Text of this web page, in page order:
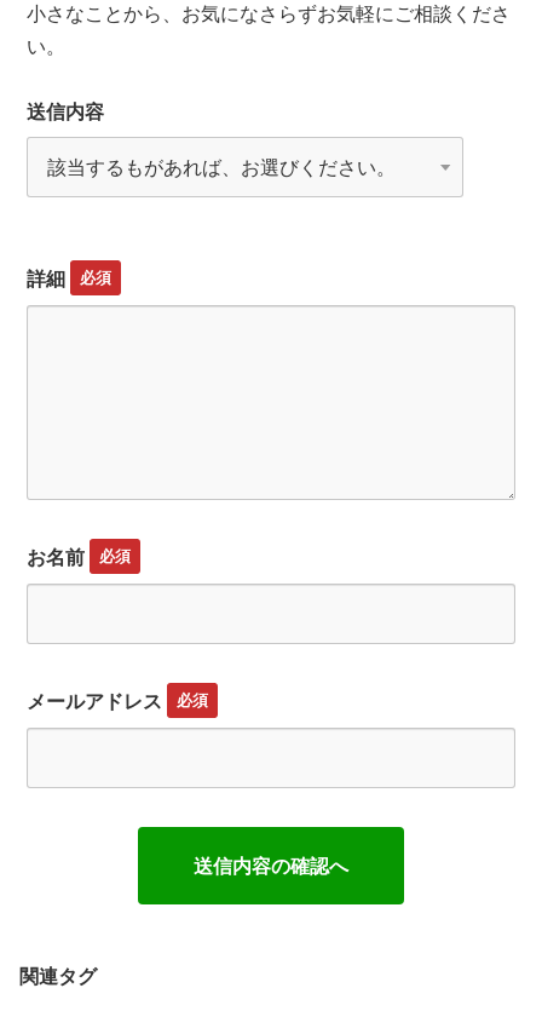
小さなことから、お気になさらずお気軽にご相談くださ
い。
送信内容
詳細 必須
お名前 必須
メールアドレス 必須
関連タグ